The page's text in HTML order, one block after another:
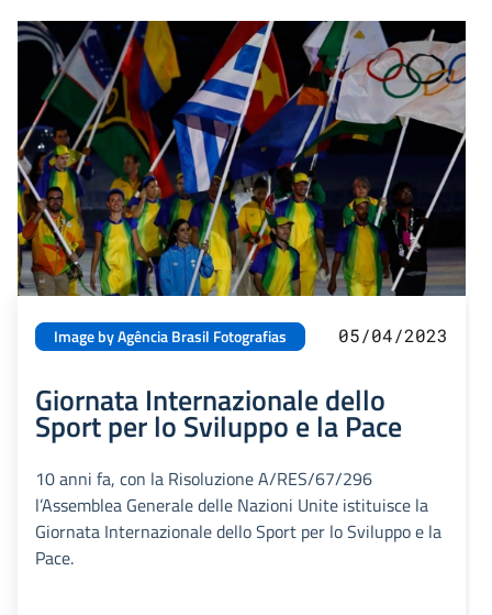
Image by Agência Brasil Fotografias 05/04/2023
Giornata Internazionale dello
Sport per lo Sviluppo e la Pace
10 anni fa, con la Risoluzione A/RES/67/296
l’Assemblea Generale delle Nazioni Unite istituisce la
Giornata Internazionale dello Sport per lo Sviluppo e la
Pace.